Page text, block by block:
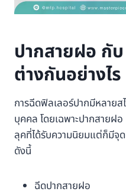
ปากสายฝอ กั
ต่างกันอย่างไร
การฉีดฟิลเลอร์ปากมีหลาย
บุคคล โดยเฉพาะปากสายฝ
ลุคที่ได้รับความนิยมแต่ก็มีจุ
ดังนี้
ฉีดปากสายฝอ